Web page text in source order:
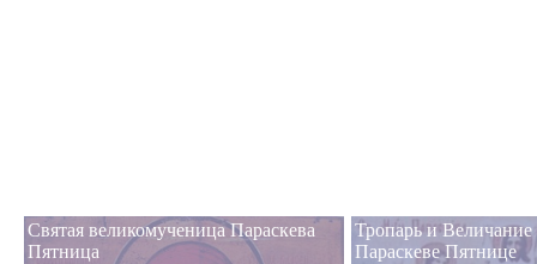
Святая великомученица Параскева
Пятница
Тропарь и Величание
Параскеве Пятнице